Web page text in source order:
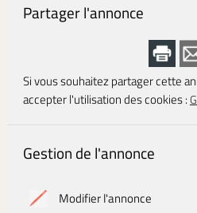
Partager l'annonce
Si vous souhaitez partager cette
accepter l'utilisation des cookies :
Gestion de l'annonce
Modifier l'annonce